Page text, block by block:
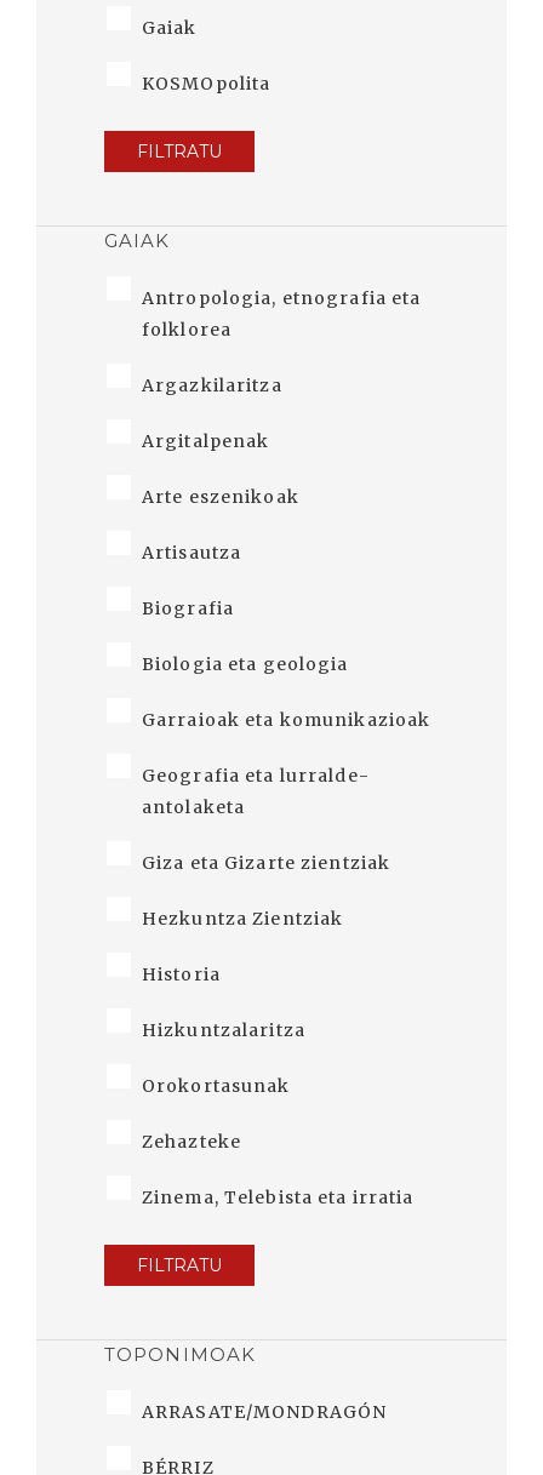
Gaiak
KOSMOpolita
FILTRATU
GAIAK
Antropologia, etnografia eta
folklorea
Argazkilaritza
Argitalpenak
Arte eszenikoak
Artisautza
Biografia
Biologia eta geologia
Garraioak eta komunikazioak
Geografia eta lurralde-
antolaketa
Giza eta Gizarte zientziak
Hezkuntza Zientziak
Historia
Hizkuntzalaritza
Orokortasunak
Zehazteke
Zinema, Telebista eta irratia
FILTRATU
TOPONIMOAK
ARRASATE/MONDRAGÓN
BÉRRIZ